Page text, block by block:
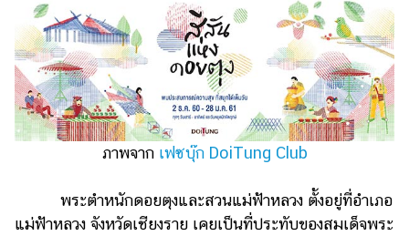
ภาพจาก เฟซบุ๊ก DoiTung Club
พระตำหนักดอยตุงและสวนแม่ฟ้าหลวง ตั้งอยู่ที่อำเภอ
แม่ฟ้าหลวง จังหวัดเชียงราย เคยเป็นที่ประทับของสมเด็จพระ